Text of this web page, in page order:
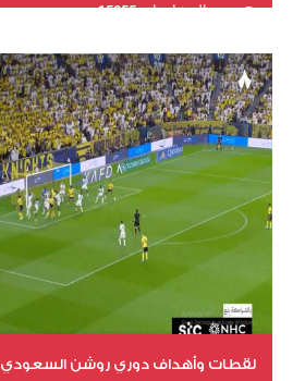
عدد المشاهدات 15855
لقطات وأهداف دوري روشن السعودي